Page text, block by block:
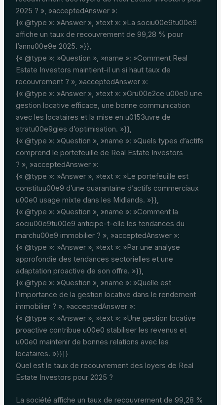
2025 ? », »acceptedAnswer »:
{« @type »: »Answer », »text »: »La sociu00e9tu00e9
affiche un taux de recouvrement de 99,28 % pour
l’annu00e9e 2025. »}},
{« @type »: »Question », »name »: »Comment Real
Estate Investors maintient-il un si haut taux de
recouvrement ? », »acceptedAnswer »:
{« @type »: »Answer », »text »: »Gru00e2ce u00e0 une
gestion locative efficace, une bonne communication
avec les locataires et la mise en u0153uvre de
stratu00e9gies d’optimisation. »}},
{« @type »: »Question », »name »: »Quels types d’actifs
comprend le portefeuille de Real Estate Investors
? », »acceptedAnswer »:
{« @type »: »Answer », »text »: »Le portefeuille est
constituu00e9 d’une quarantaine d’actifs commerciaux
u00e0 usage mixte dans les Midlands. »}},
{« @type »: »Question », »name »: »Comment la
sociu00e9tu00e9 anticipe-t-elle les tendances du
marchu00e9 immobilier ? », »acceptedAnswer »:
{« @type »: »Answer », »text »: »Par une analyse
approfondie des tendances sectorielles et une
adaptation proactive de son offre. »}},
{« @type »: »Question », »name »: »Quelle est
l’importance de la gestion locative dans le rendement
immobilier ? », »acceptedAnswer »:
{« @type »: »Answer », »text »: »Une gestion locative
proactive contribue u00e0 stabiliser les revenus et
u00e0 maintenir de bonnes relations avec les
locataires. »}}]}
Quel est le taux de recouvrement des loyers de Real
Estate Investors pour 2025 ?
La société affiche un taux de recouvrement de 99,28 %